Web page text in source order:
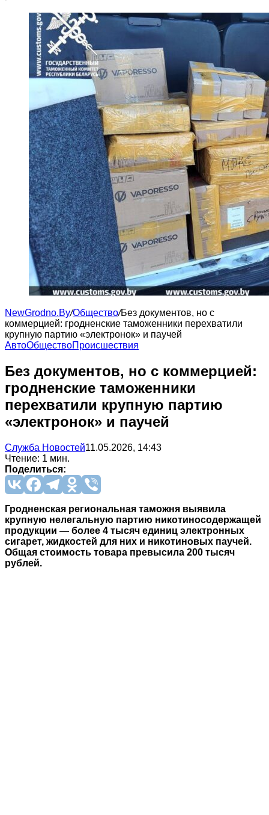
NewGrodno.By/Общество/Без документов, но с
коммерцией: гродненские таможенники перехватили
крупную партию «электронок» и паучей
АвтоОбществоПроисшествия
Без документов, но с коммерцией:
гродненские таможенники
перехватили крупную партию
«электронок» и паучей
Служба Новостей11.05.2026, 14:43
Чтение: 1 мин.
Поделиться:
Гродненская региональная таможня выявила
крупную нелегальную партию никотиносодержащей
продукции — более 4 тысяч единиц электронных
сигарет, жидкостей для них и никотиновых паучей.
Общая стоимость товара превысила 200 тысяч
рублей.